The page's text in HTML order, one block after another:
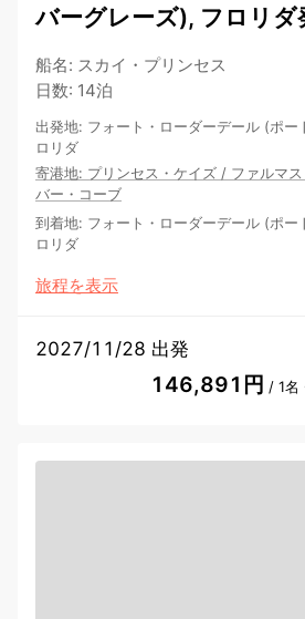
バーグレーズ), フロリダ
船名: スカイ・プリンセス
日数: 14泊
出発地: フォート・ローダーデール (ポー
ロリダ
寄港地: プリンセス・ケイズ / ファルマス
バー・コーブ
到着地: フォート・ローダーデール (ポー
ロリダ
旅程を表示
2027/11/28 出発
146,891円 / 1名